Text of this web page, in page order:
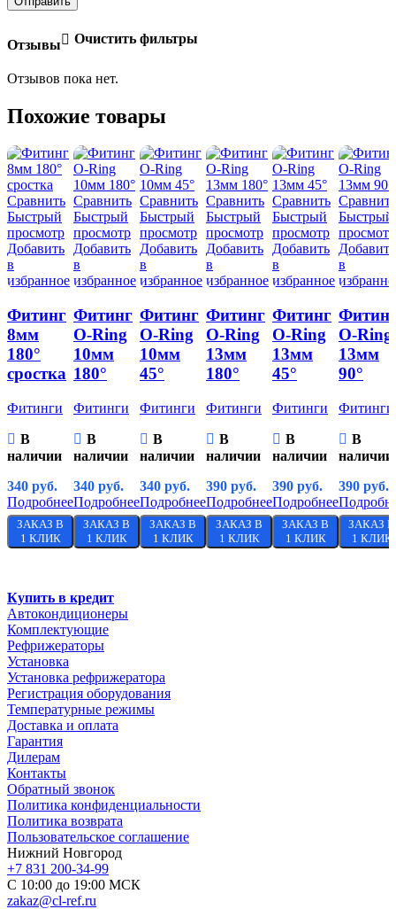
Отзывы Очистить фильтры
Отзывов пока нет.
Похожие товары
Сравнить
Быстрый
просмотр
Добавить
в
избранное
Фитинг
8мм
180°
сростка
Фитинги
В
наличии
340 руб.
Подробнее
ЗАКАЗ В
1 КЛИК
Сравнить
Быстрый
просмотр
Добавить
в
избранное
Фитинг
O-Ring
10мм
180°
Фитинги
В
наличии
340 руб.
Подробнее
ЗАКАЗ В
1 КЛИК
Сравнить
Быстрый
просмотр
Добавить
в
избранное
Фитинг
O-Ring
10мм
45°
Фитинги
В
наличии
340 руб.
Подробнее
ЗАКАЗ В
1 КЛИК
Сравнить
Быстрый
просмотр
Добавить
в
избранное
Фитинг
O-Ring
13мм
180°
Фитинги
В
наличии
390 руб.
Подробнее
ЗАКАЗ В
1 КЛИК
Сравнить
Быстрый
просмотр
Добавить
в
избранное
Фитинг
O-Ring
13мм
45°
Фитинги
В
наличии
390 руб.
Подробнее
ЗАКАЗ В
1 КЛИК
Сравнить
Быстрый
просмотр
Добавить
в
O-Ring
13мм
90°
Фитинги
В
наличии
390 руб.
ЗАКАЗ В
1 КЛИК
Купить в кредит
Автокондиционеры
Комплектующие
Рефрижераторы
Установка
Установка рефрижератора
Регистрация оборудования
Температурные режимы
Доставка и оплата
Гарантия
Дилерам
Контакты
Обратный звонок
Политика конфиденциальности
Политика возврата
Пользовательское соглашение
Нижний Новгород
+7 831 200-34-99
С 10:00 до 19:00 МСК
zakaz@cl-ref.ru